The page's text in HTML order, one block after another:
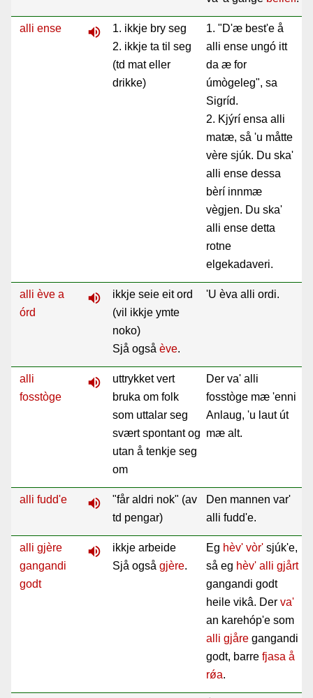
alli ense volume_up
1. ikkje bry seg
2. ikkje ta til seg
(td mat eller
drikke)
1. "D'æ best'e å
alli ense ungó itt
da æ for
úmògeleg", sa
Sigríd.
2. Kjýrí ensa alli
matæ, så 'u måtte
vère sjúk. Du ska'
alli ense dessa
bèrí innmæ
vègjen. Du ska'
alli ense detta
rotne
elgekadaveri.
alli ève a
órd
volume_up
ikkje seie eit ord
(vil ikkje ymte
noko)
Sjå også ève.
'U èva alli ordi.
alli
fosstòge
volume_up
uttrykket vert
bruka om folk
som uttalar seg
svært spontant og
utan å tenkje seg
om
Der va' alli
fosstòge mæ 'enni
Anlaug, 'u laut út
mæ alt.
alli fudd'e volume_up
"får aldri nok" (av
td pengar)
Den mannen var'
alli fudd'e.
alli gjère
gangandi
godt
volume_up
ikkje arbeide
Sjå også gjère.
Eg hèv' vòr' sjúk'e,
så eg hèv' alli gjårt
gangandi godt
heile vikâ. Der va'
an karehóp'e som
alli gjåre gangandi
godt, barre fjasa å
rǿa.